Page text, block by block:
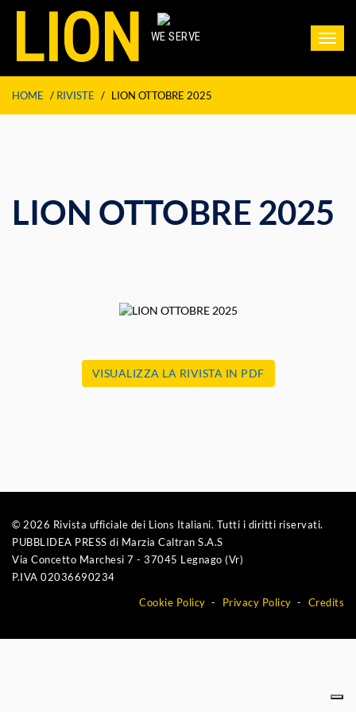
LION WE SERVE
HOME / RIVISTE / LION OTTOBRE 2025
LION OTTOBRE 2025
VISUALIZZA LA RIVISTA IN PDF
© 2026 Rivista ufficiale dei Lions Italiani. Tutti i diritti riservati.
PUBBLIDEA PRESS di Marzia Caltran S.A.S
Via Concetto Marchesi 7 - 37045 Legnago (Vr)
P.IVA 02036690234
Cookie Policy
Privacy Policy Credits